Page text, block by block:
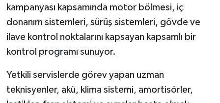
kampanyası kapsamında motor bölmesi, iç
donanım sistemleri, sürüş sistemleri, gövde ve
ilave kontrol noktalarını kapsayan kapsamlı bir
kontrol programı sunuyor.
Yetkili servislerde görev yapan uzman
teknisyenler, akü, klima sistemi, amortisörler,